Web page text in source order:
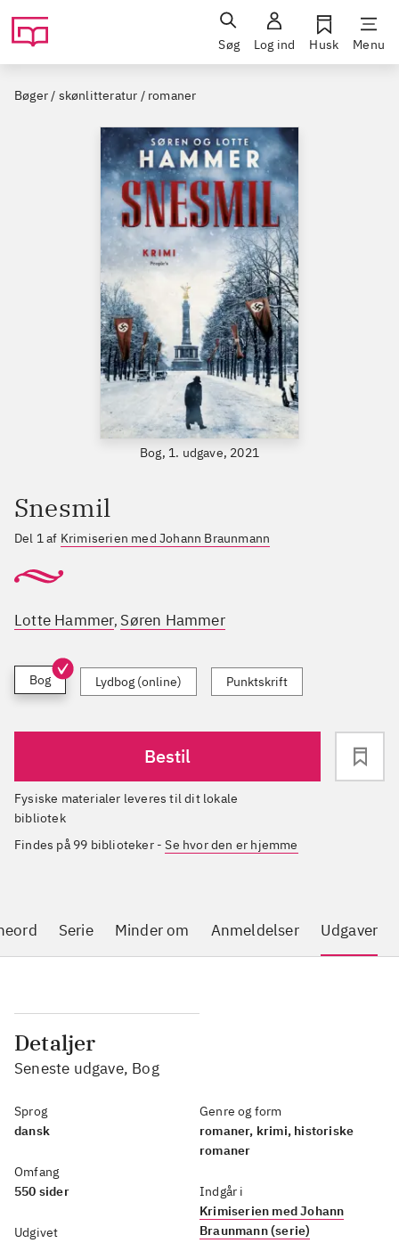
Søg Log ind Husk Menu
Bøger / skønlitteratur / romaner
Bog, 1. udgave, 2021
Snesmil
Del 1 af Krimiserien med Johann Braunmann
Lotte Hammer, Søren Hammer
Bog Lydbog (online) Punktskrift
Bestil
Fysiske materialer leveres til dit lokale
bibliotek
Findes på 99 biblioteker-Se hvor den er hjemme
Serie Minder om Anmeldelser Udgaver
Detaljer
Seneste udgave, Bog
Sprog
dansk
Omfang
550 sider
Udgivet
Genre og form
romaner, krimi, historiske
romaner
Indgår i
Krimiserien med Johann
Braunmann (serie)